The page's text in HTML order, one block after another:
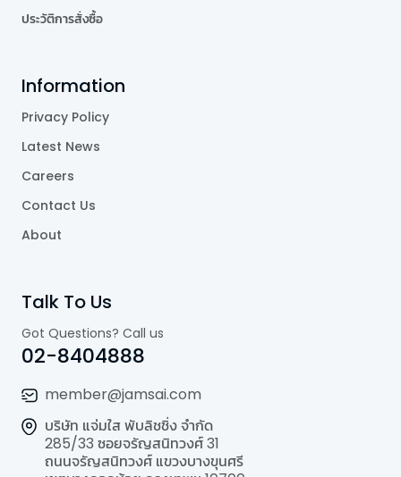
ประวัติการสั่งซื้อ
Information
Privacy Policy
Latest News
Careers
Contact Us
About
Talk To Us
Got Questions? Call us
02-8404888
member@jamsai.com
บริษัท แจ่มใส พับลิชชิ่ง จำกัด
285/33 ซอยจรัญสนิทวงศ์ 31
ถนนจรัญสนิทวงศ์ แขวงบางขุนศรี